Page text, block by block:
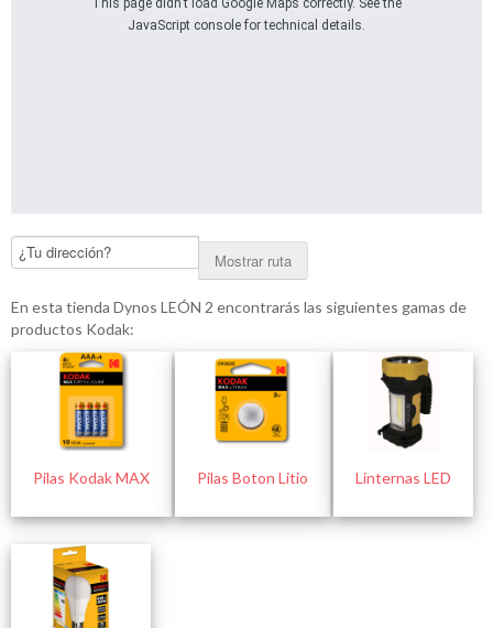
This page didn't load Google Maps correctly. See the
JavaScript console for technical details.
Mostrar ruta
En esta tienda Dynos LEÓN 2 encontrarás las siguientes gamas de
productos Kodak:
Pilas Kodak MAX Pilas Boton Litio Linternas LED